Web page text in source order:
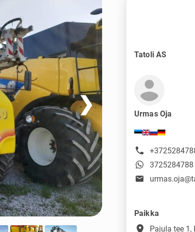
❯
Tatoli AS
Urmas Oja
3725284788
Paikka
place Pajula tee 1,